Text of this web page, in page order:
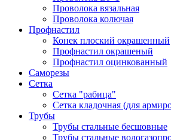
Проволока вязальная
Проволока колючая
Профнастил
Конек плоский окрашенный
Профнастил окрашеный
Профнастил оцинкованный
Саморезы
Сетка
Сетка "рабица"
Сетка кладочная (для
Трубы
Трубы стальные бесшовные
Трубы стальные